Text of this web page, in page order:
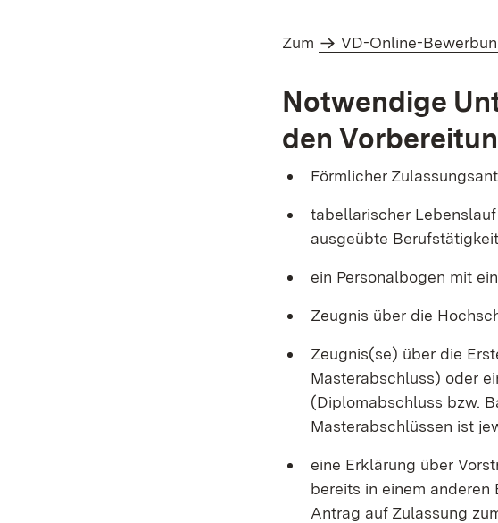
Zum VD-Online-
Notwendige
den
Förmlicher
tabellarischer
ausgeübte
ein Personalbogen mit
Zeugnis über die
Zeugnis(se) über die
Masterabschluss) oder
(Diplomabschluss bzw.
Masterabschlüssen ist
eine Erklärung über
bereits in einem
Antrag auf Zulassung